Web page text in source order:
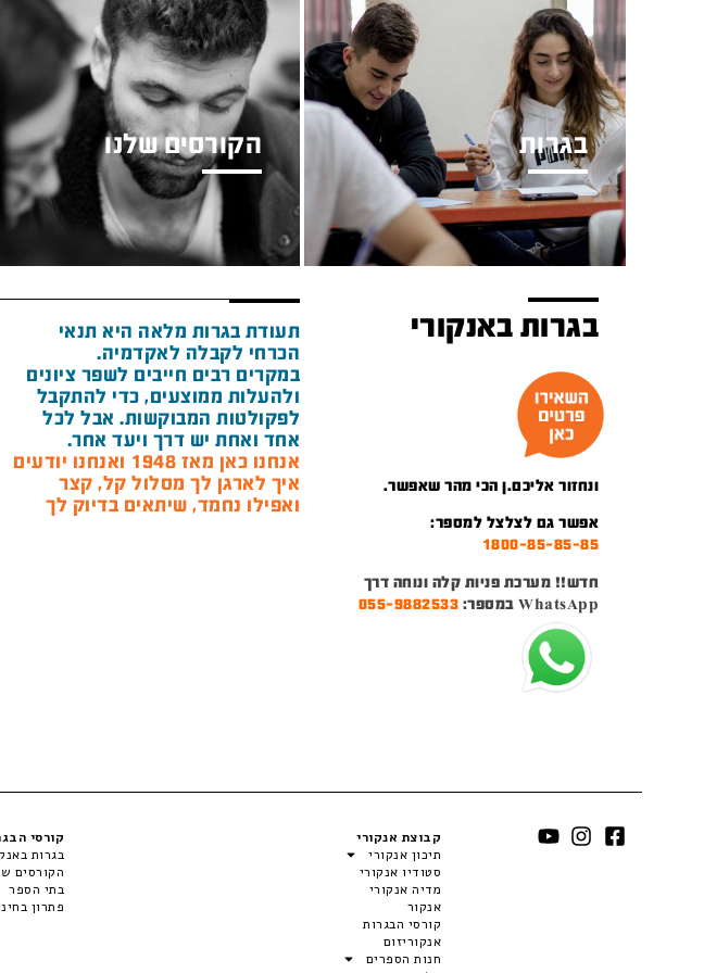
בגרות הקורסים שלנו
בגרות באנקורי
ונחזור אליכם.ן הכי מהר שאפשר.
אפשר גם לצלצל למספר:
1800-85-85-85
חדש!! מערכת פניות קלה ונוחה דרך
WhatsApp במספר:
055-9882533
תעודת בגרות מלאה היא תנאי
הכרחי לקבלה לאקדמיה.
במקרים רבים חייבים לשפר ציונים
ולהעלות ממוצעים, כדי להתקבל
לפקולטות המבוקשות. אבל לכל
אחד ואחת יש דרך ויעד אחר.
אנחנו כאן מאז 1948 ואנחנו יודעים
איך לארגן לך מסלול קל, קצר
ואפילו נחמד, שיתאים בדיוק לך
קבוצת אנקורי
תיכון אנקורי
סטודיו אנקורי
מדיה אנקורי
אנקור
קורסי הבגרות
אנקוריזום
חנות הספרים
קורסי
בגרות
הקורסים
בתי הספר
פתרון